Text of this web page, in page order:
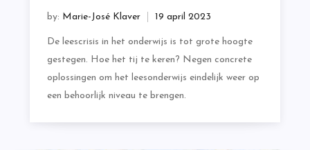
by: Marie-José Klaver
De leescrisis in het onderwijs is tot grote hoogte
gestegen. Hoe het tij te keren? Negen concrete
oplossingen om het leesonderwijs eindelijk weer op
een behoorlijk niveau te brengen.